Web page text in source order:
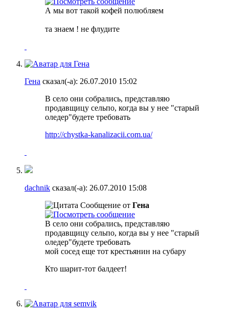
А мы вот такой кофей полюбляем
та знаем ! не флудите
Гена сказал(-а): 26.07.2010 15:02
В село они собрались, представляю
продавщицу сельпо, когда вы у нее "старый
оледер"будете требовать
http://chystka-kanalizacii.com.ua/
dachnik сказал(-а): 26.07.2010 15:08
Сообщение от Гена
В село они собрались, представляю
продавщицу сельпо, когда вы у нее "старый
оледер"будете требовать
мой сосед еще тот крестьянин на субару
Кто шарит-тот балдеет!